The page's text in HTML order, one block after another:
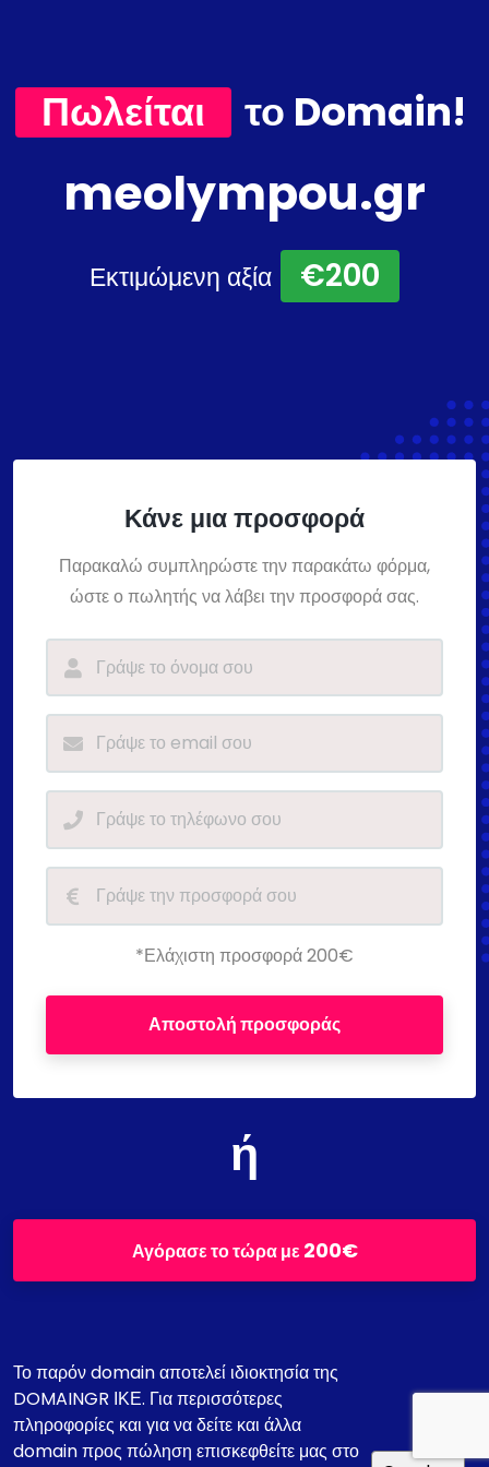
Πωλείται το Domain!
meolympou.gr
Εκτιμώμενη αξία €200
Κάνε μια προσφορά
Παρακαλώ συμπληρώστε την παρακάτω φόρμα,
ώστε ο πωλητής να λάβει την προσφορά σας.
*Ελάχιστη προσφορά 200€
Αποστολή προσφοράς
ή
Αγόρασε το τώρα με200€
Το παρόν domain αποτελεί ιδιοκτησία της
DOMAINGR ΙΚΕ. Για περισσότερες
πληροφορίες και για να δείτε και άλλα
domain προς πώληση επισκεφθείτε μας στο